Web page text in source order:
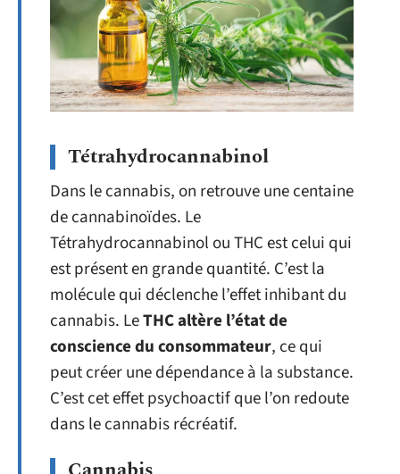
Tétrahydrocannabinol
Dans le cannabis, on retrouve une centaine
de cannabinoïdes. Le
Tétrahydrocannabinol ou THC est celui qui
est présent en grande quantité. C’est la
molécule qui déclenche l’effet inhibant du
cannabis. LeTHC altère l’état de
conscience du consommateur, ce qui
peut créer une dépendance à la substance.
C’est cet effet psychoactif que l’on redoute
dans le cannabis récréatif.